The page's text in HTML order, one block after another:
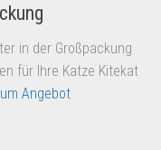
in der Großpackung
für Ihre Katze Kitekat
Angebot